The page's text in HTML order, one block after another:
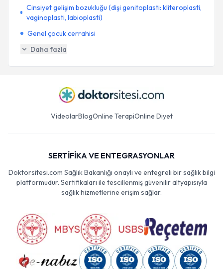
Cinsiyet gelişim bozukluğu (dişi genitoplasti: kliteroplasti,
vaginoplasti, labioplasti)
Genel çocuk cerrahisi
Daha fazla
VideolarBlogOnline TerapiOnline Diyet
SERTİFİKA VE ENTEGRASYONLAR
Doktorsitesi.com Sağlık Bakanlığı onaylı ve entegreli bir sağlık bilgi
platformudur. Sertifikaları ile tescillenmiş güvenilir altyapısıyla
sağlık hizmetlerine erişim sağlar.